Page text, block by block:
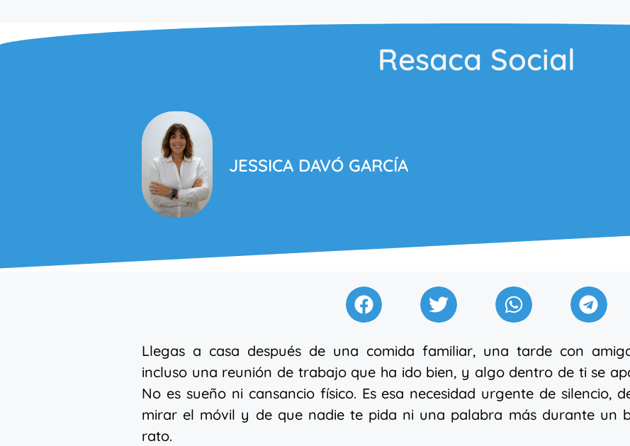
Resaca Social
JESSICA DAVÓ GARCÍA
Llegas a casa después de una comida familiar, una tarde con
incluso una reunión de trabajo que ha ido bien, y algo dentro de ti se
No es sueño ni cansancio físico. Es esa necesidad urgente de silencio,
mirar el móvil y de que nadie te pida ni una palabra más durante un
rato.